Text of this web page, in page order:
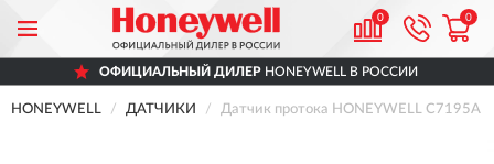
0 0
ОФИЦИАЛЬНЫЙ ДИЛЕР HONEYWELL В РОССИИ
HONEYWELL ДАТЧИКИ Датчик протока HONEYWELL C7195A